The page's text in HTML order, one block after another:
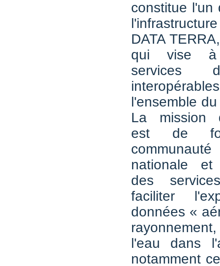
constitue l'un
DATA
qui vise à
services
l'ensemble
La mission
est de
nationale et
des
faciliter
données «
l'eau dans
notamment